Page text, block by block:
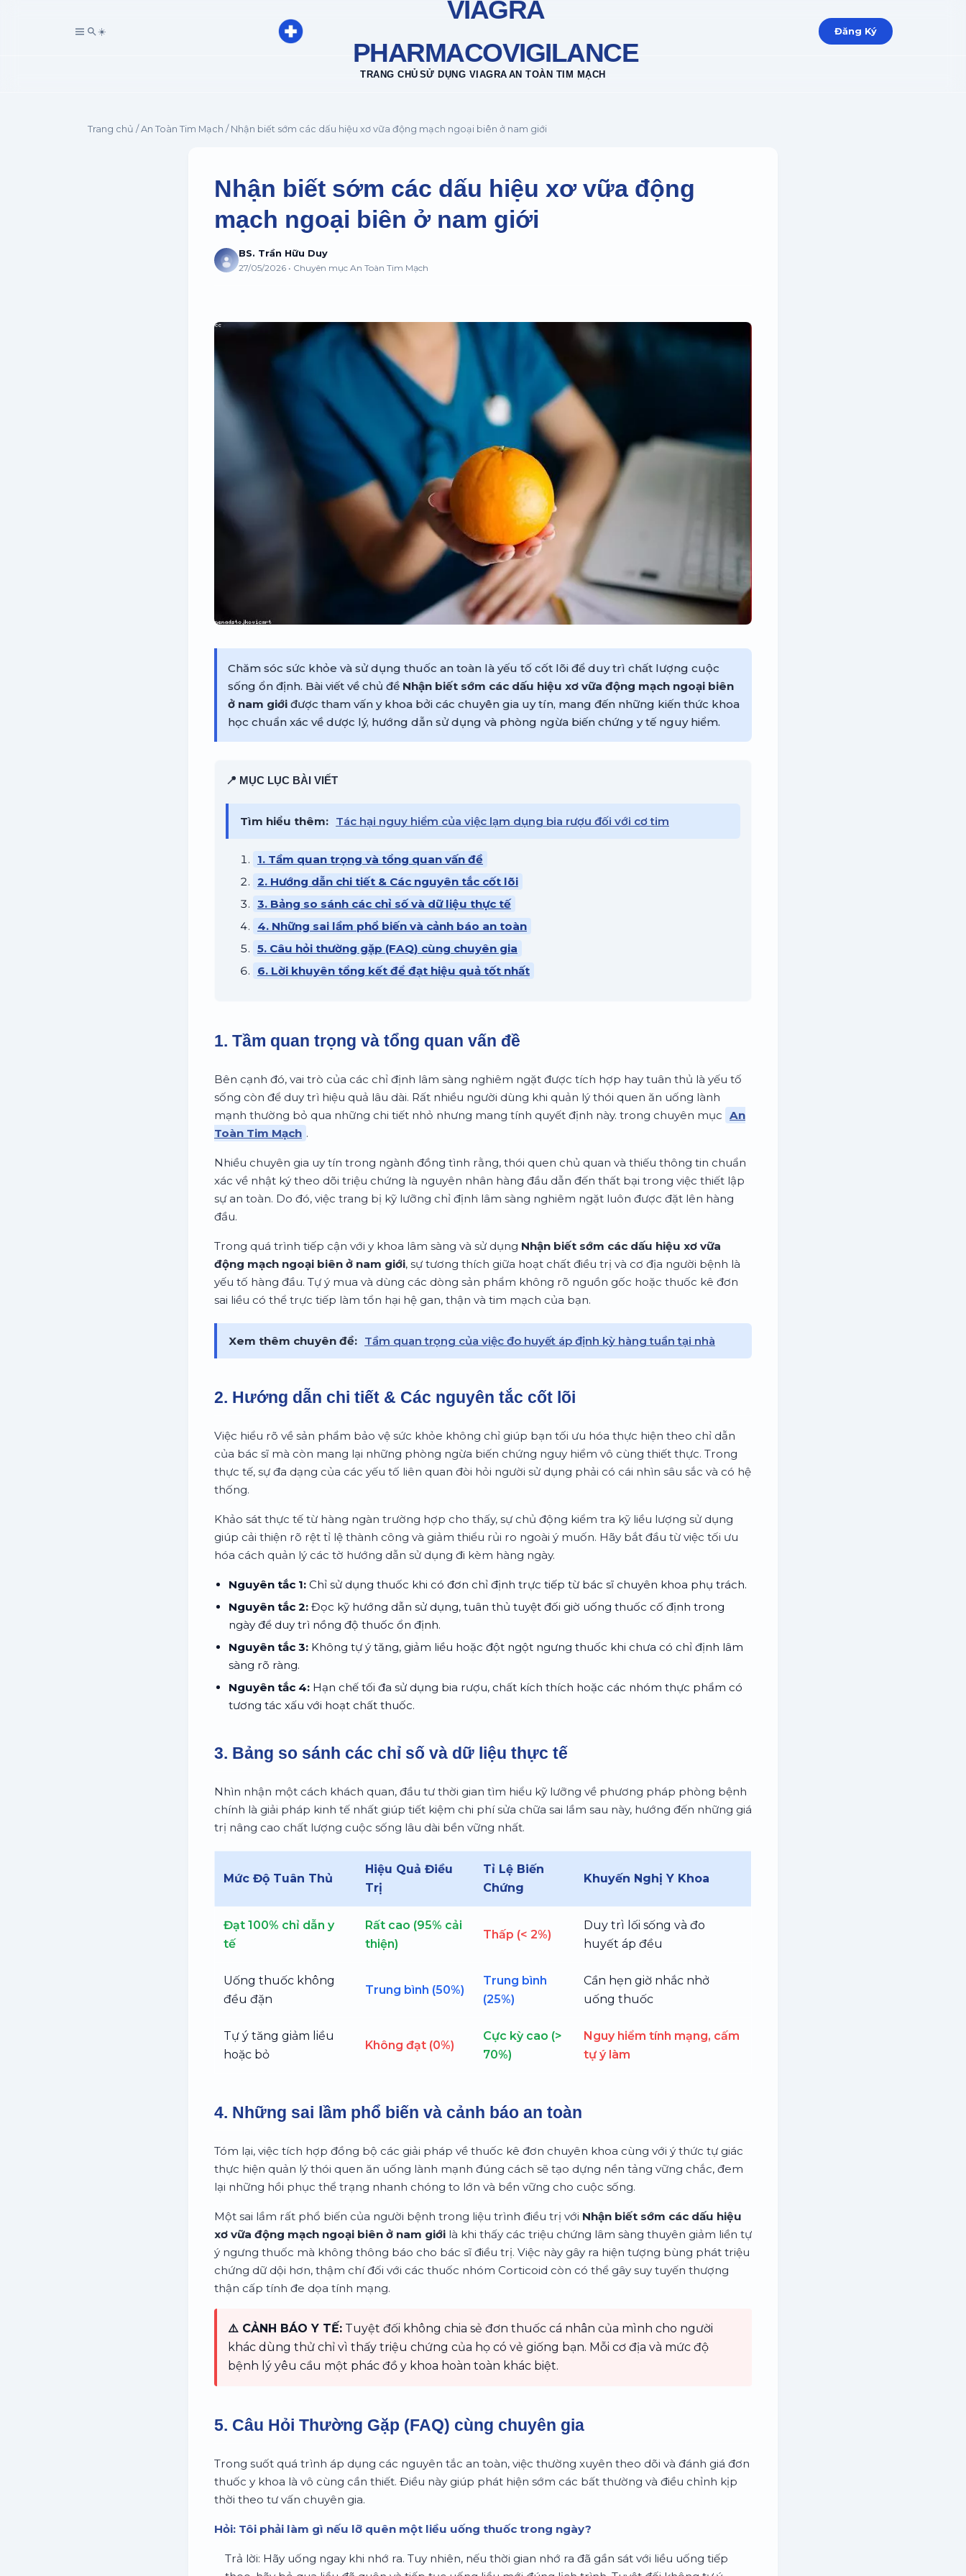
☀️
VIAGRA
PHARMACOVIGILANCE
Đăng Ký
TRANG CHỦ SỬ DỤNG VIAGRA AN TOÀN TIM MẠCH
Trang chủ / An Toàn Tim Mạch / Nhận biết sớm các dấu hiệu xơ vữa động mạch ngoại biên ở nam giới
Nhận biết sớm các dấu hiệu xơ vữa động
mạch ngoại biên ở nam giới
BS. Trần Hữu Duy
27/05/2026 • Chuyên mục An Toàn Tim Mạch
Chăm sóc sức khỏe và sử dụng thuốc an toàn là yếu tố cốt lõi để duy trì chất lượng cuộc
sống ổn định. Bài viết về chủ đề Nhận biết sớm các dấu hiệu xơ vữa động mạch ngoại biên
ở nam giới được tham vấn y khoa bởi các chuyên gia uy tín, mang đến những kiến thức khoa
học chuẩn xác về dược lý, hướng dẫn sử dụng và phòng ngừa biến chứng y tế nguy hiểm.
📍 MỤC LỤC BÀI VIẾT
Tìm hiểu thêm: Tác hại nguy hiểm của việc lạm dụng bia rượu đối với cơ tim
1. Tầm quan trọng và tổng quan vấn đề
2. Hướng dẫn chi tiết & Các nguyên tắc cốt lõi
3. Bảng so sánh các chỉ số và dữ liệu thực tế
4. Những sai lầm phổ biến và cảnh báo an toàn
5. Câu hỏi thường gặp (FAQ) cùng chuyên gia
6. Lời khuyên tổng kết để đạt hiệu quả tốt nhất
1. Tầm quan trọng và tổng quan vấn đề
Bên cạnh đó, vai trò của các chỉ định lâm sàng nghiêm ngặt được tích hợp hay tuân thủ là yếu tố
sống còn để duy trì hiệu quả lâu dài. Rất nhiều người dùng khi quản lý thói quen ăn uống lành
mạnh thường bỏ qua những chi tiết nhỏ nhưng mang tính quyết định này. trong chuyên mục An
Toàn Tim Mạch .
Nhiều chuyên gia uy tín trong ngành đồng tình rằng, thói quen chủ quan và thiếu thông tin chuẩn
xác về nhật ký theo dõi triệu chứng là nguyên nhân hàng đầu dẫn đến thất bại trong việc thiết lập
sự an toàn. Do đó, việc trang bị kỹ lưỡng chỉ định lâm sàng nghiêm ngặt luôn được đặt lên hàng
đầu.
Trong quá trình tiếp cận với y khoa lâm sàng và sử dụng Nhận biết sớm các dấu hiệu xơ vữa
động mạch ngoại biên ở nam giới, sự tương thích giữa hoạt chất điều trị và cơ địa người bệnh là
yếu tố hàng đầu. Tự ý mua và dùng các dòng sản phẩm không rõ nguồn gốc hoặc thuốc kê đơn
sai liều có thể trực tiếp làm tổn hại hệ gan, thận và tim mạch của bạn.
Xem thêm chuyên đề: Tầm quan trọng của việc đo huyết áp định kỳ hàng tuần tại nhà
2. Hướng dẫn chi tiết & Các nguyên tắc cốt lõi
Việc hiểu rõ về sản phẩm bảo vệ sức khỏe không chỉ giúp bạn tối ưu hóa thực hiện theo chỉ dẫn
của bác sĩ mà còn mang lại những phòng ngừa biến chứng nguy hiểm vô cùng thiết thực. Trong
thực tế, sự đa dạng của các yếu tố liên quan đòi hỏi người sử dụng phải có cái nhìn sâu sắc và có hệ
thống.
Khảo sát thực tế từ hàng ngàn trường hợp cho thấy, sự chủ động kiểm tra kỹ liều lượng sử dụng
giúp cải thiện rõ rệt tỉ lệ thành công và giảm thiểu rủi ro ngoài ý muốn. Hãy bắt đầu từ việc tối ưu
hóa cách quản lý các tờ hướng dẫn sử dụng đi kèm hàng ngày.
Nguyên tắc 1: Chỉ sử dụng thuốc khi có đơn chỉ định trực tiếp từ bác sĩ chuyên khoa phụ trách.
Nguyên tắc 2: Đọc kỹ hướng dẫn sử dụng, tuân thủ tuyệt đối giờ uống thuốc cố định trong
ngày để duy trì nồng độ thuốc ổn định.
Nguyên tắc 3: Không tự ý tăng, giảm liều hoặc đột ngột ngưng thuốc khi chưa có chỉ định lâm
sàng rõ ràng.
Nguyên tắc 4: Hạn chế tối đa sử dụng bia rượu, chất kích thích hoặc các nhóm thực phẩm có
tương tác xấu với hoạt chất thuốc.
3. Bảng so sánh các chỉ số và dữ liệu thực tế
Nhìn nhận một cách khách quan, đầu tư thời gian tìm hiểu kỹ lưỡng về phương pháp phòng bệnh
chính là giải pháp kinh tế nhất giúp tiết kiệm chi phí sửa chữa sai lầm sau này, hướng đến những giá
trị nâng cao chất lượng cuộc sống lâu dài bền vững nhất.
Mức Độ Tuân Thủ
Hiệu Quả Điều
Trị
Tỉ Lệ Biến
Chứng
Khuyến Nghị Y Khoa
Đạt 100% chỉ dẫn y
tế
Rất cao (95% cải
thiện)
Thấp (< 2%)
Duy trì lối sống và đo
huyết áp đều
Uống thuốc không
đều đặn
Trung bình (50%)
Trung bình
(25%)
Cần hẹn giờ nhắc nhở
uống thuốc
Tự ý tăng giảm liều
hoặc bỏ
Không đạt (0%)
Cực kỳ cao (>
70%)
Nguy hiểm tính mạng, cấm
tự ý làm
4. Những sai lầm phổ biến và cảnh báo an toàn
Tóm lại, việc tích hợp đồng bộ các giải pháp về thuốc kê đơn chuyên khoa cùng với ý thức tự giác
thực hiện quản lý thói quen ăn uống lành mạnh đúng cách sẽ tạo dựng nền tảng vững chắc, đem
lại những hồi phục thể trạng nhanh chóng to lớn và bền vững cho cuộc sống.
Một sai lầm rất phổ biến của người bệnh trong liệu trình điều trị với Nhận biết sớm các dấu hiệu
xơ vữa động mạch ngoại biên ở nam giới là khi thấy các triệu chứng lâm sàng thuyên giảm liền tự
ý ngưng thuốc mà không thông báo cho bác sĩ điều trị. Việc này gây ra hiện tượng bùng phát triệu
chứng dữ dội hơn, thậm chí đối với các thuốc nhóm Corticoid còn có thể gây suy tuyến thượng
thận cấp tính đe dọa tính mạng.
⚠️ CẢNH BÁO Y TẾ: Tuyệt đối không chia sẻ đơn thuốc cá nhân của mình cho người
khác dùng thử chỉ vì thấy triệu chứng của họ có vẻ giống bạn. Mỗi cơ địa và mức độ
bệnh lý yêu cầu một phác đồ y khoa hoàn toàn khác biệt.
5. Câu Hỏi Thường Gặp (FAQ) cùng chuyên gia
Trong suốt quá trình áp dụng các nguyên tắc an toàn, việc thường xuyên theo dõi và đánh giá đơn
thuốc y khoa là vô cùng cần thiết. Điều này giúp phát hiện sớm các bất thường và điều chỉnh kịp
thời theo tư vấn chuyên gia.
Hỏi: Tôi phải làm gì nếu lỡ quên một liều uống thuốc trong ngày?
Trả lời: Hãy uống ngay khi nhớ ra. Tuy nhiên, nếu thời gian nhớ ra đã gần sát với liều uống tiếp